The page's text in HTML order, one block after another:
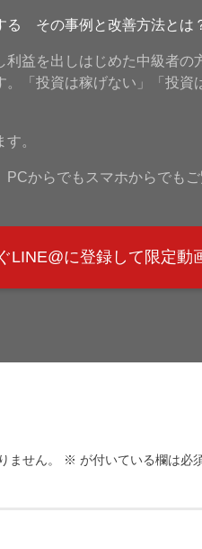
る その事例と改善方法とは
益を出しはじめた中級者の
「投資は稼げない」「投資
。
からでもスマホからでもご
LINE@に登録して限定動
ません。 ※ が付いている欄は必